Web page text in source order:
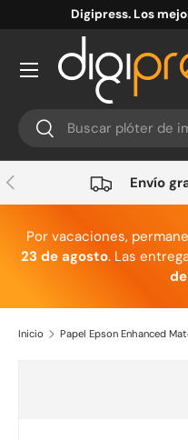
Ir al contenido
Digipress. Los
Buscar
Buscar
Anterior Envío
Por vacaciones,
23 de agosto. Las
Inicio Papel Epson Enhanced